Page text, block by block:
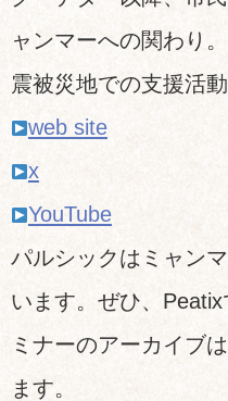
ャンマーへの関わり
震被災地での支援活
web site
x
YouTube
パルシックはミャン
います。ぜひ、
ミナーのアーカイブ
ます。